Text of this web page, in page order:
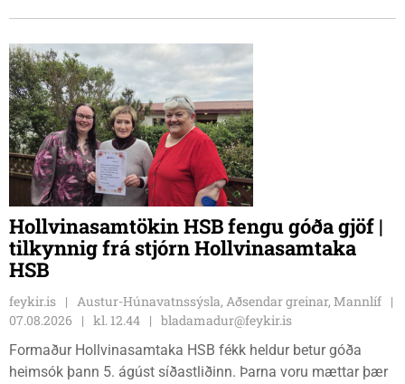
Hollvinasamtökin HSB fengu góða gjöf |
tilkynnig frá stjórn Hollvinasamtaka
HSB
feykir.is
Austur-Húnavatnssýsla, Aðsendar greinar, Mannlíf
07.08.2026
kl. 12.44
bladamadur@feykir.is
Formaður Hollvinasamtaka HSB fékk heldur betur góða
heimsók þann 5. ágúst síðastliðinn. Þarna voru mættar þær